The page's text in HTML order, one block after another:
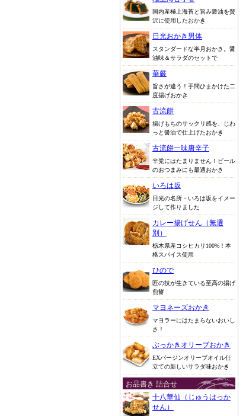
国内産極上海苔と旨み醤油を贅
沢に使用したおかき
日光おかき男体
スタンダードな半月おかき。醤
油味＆サラダのセットで
華厳
旨さが違う！手間ひまかけた二
度揚げおかき
古流餅
揚げもちのサックリ感を、じわ
っと醤油で仕上げたおかき
古流餅一味唐辛子
辛党にはたまりません！ビール
のおつまみにも最適おかき
いろは坂
日光の名所・いろは坂をイメー
ジして作りました
カレー揚げせん（無選
別）
栃木県産コシヒカリ100%！本
格スパイス使用
ひので
匠の技が生きている至高の揚げ
煎餅
マヨネーズおかき
マヨラーにはたまらないおいし
さ！
ぶっかきオリーブおかき
EXバージンオリーブオイル仕
立ての新しいサラダ味おかき
お品書き 詰合せ
十八華仙（じゅうはっか
せん）